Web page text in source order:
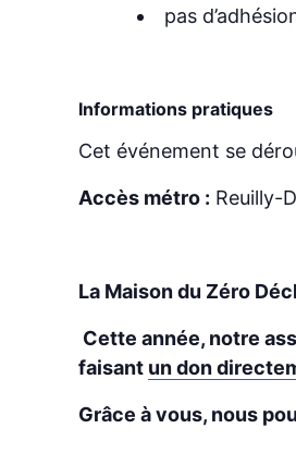
pas
Informations pratiques
Cet événement se
Accès métro : Reuilly-
La Maison du Zéro
Cette année, notre
faisant un don
Grâce à vous, nous